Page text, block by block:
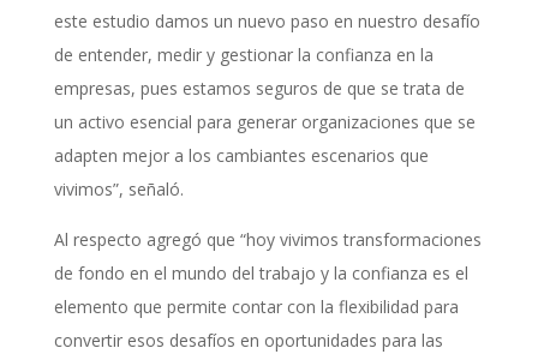
este estudio damos un nuevo paso en nuestro desafío
de entender, medir y gestionar la confianza en la
empresas, pues estamos seguros de que se trata de
un activo esencial para generar organizaciones que se
adapten mejor a los cambiantes escenarios que
vivimos”, señaló.
Al respecto agregó que “hoy vivimos transformaciones
de fondo en el mundo del trabajo y la confianza es el
elemento que permite contar con la flexibilidad para
convertir esos desafíos en oportunidades para las